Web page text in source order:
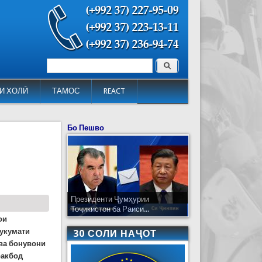
ХОЛӢ ТАМОС REACT
Форма поиска Поиск
бонувони
Бо Пешво
Президенти Ҷумҳурии
Тоҷикистон ба Раиси...
30 СОЛИ НАҶОТ